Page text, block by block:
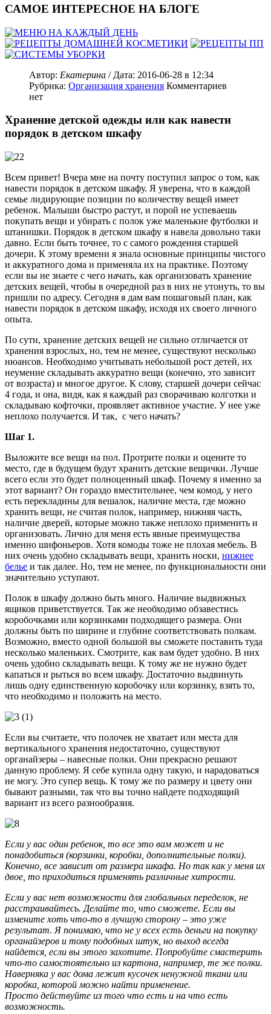
САМОЕ ИНТЕРЕСНОЕ НА БЛОГЕ
Автор: Екатерина / Дата: 2016-06-28 в 12:34
Рубрика: Организация хранения Комментариев
нет
Хранение детской одежды или как навести
порядок в детском шкафу
Всем привет! Вчера мне на почту поступил запрос о том, как
навести порядок в детском шкафу. Я уверена, что в каждой
семье лидирующие позиции по количеству вещей имеет
ребенок. Малыши быстро растут, и порой не успеваешь
покупать вещи и убирать с полок уже маленькие футболки и
штанишки. Порядок в детском шкафу я навела довольно таки
давно. Если быть точнее, то с самого рождения старшей
дочери. К этому времени я знала основные принципы чистого
и аккуратного дома и применяла их на практике. Поэтому
если вы не знаете с чего начать, как организовать хранение
детских вещей, чтобы в очередной раз в них не утонуть, то вы
пришли по адресу. Сегодня я дам вам пошаговый план, как
навести порядок в детском шкафу, исходя их своего личного
опыта.
По сути, хранение детских вещей не сильно отличается от
хранения взрослых, но, тем не менее, существуют несколько
нюансов. Необходимо учитывать небольшой рост детей, их
неумение складывать аккуратно вещи (конечно, это зависит
от возраста) и многое другое. К слову, старшей дочери сейчас
4 года, и она, видя, как я каждый раз сворачиваю колготки и
складываю кофточки, проявляет активное участие. У нее уже
неплохо получается. И так, с чего начать?
Шаг 1.
Выложите все вещи на пол. Протрите полки и оцените то
место, где в будущем будут хранить детские вещички. Лучше
всего если это будет полноценный шкаф. Почему я именно за
этот вариант? Он гораздо вместительнее, чем комод, у него
есть перекладины для вешалок, наличие места, где можно
хранить вещи, не считая полок, например, нижняя часть,
наличие дверей, которые можно также неплохо применить и
организовать. Лично для меня есть явные преимущества
именно шифоньеров. Хотя комоды тоже не плохая мебель. В
них очень удобно складывать вещи, хранить носки, нижнее
белье и так далее. Но, тем не менее, по функциональности они
значительно уступают.
Полок в шкафу должно быть много. Наличие выдвижных
ящиков приветствуется. Так же необходимо обзавестись
коробочками или корзинками подходящего размера. Они
должны быть по ширине и глубине соответствовать полкам.
Возможно, вместо одной большой вы сможете поставить туда
несколько маленьких. Смотрите, как вам будет удобно. В них
очень удобно складывать вещи. К тому же не нужно будет
капаться и рыться во всем шкафу. Достаточно выдвинуть
лишь одну единственную коробочку или корзинку, взять то,
что необходимо и положить на место.
Если вы считаете, что полочек не хватает или места для
вертикального хранения недостаточно, существуют
органайзеры – навесные полки. Они прекрасно решают
данную проблему. Я себе купила одну такую, и нарадоваться
не могу. Это супер вещь. К тому же по размеру и цвету они
бывают разными, так что вы точно найдете подходящий
вариант из всего разнообразия.
Если у вас один ребенок, то все это вам может и не
понадобиться (корзинки, коробки, дополнительные полки).
Конечно, все зависит от размера шкафа. Но так как у меня их
двое, то приходиться применять различные хитрости.
Если у вас нет возможности для глобальных переделок, не
расстраивайтесь. Делайте то, что сможете. Если вы
измените хоть что-то в лучшую сторону – это уже
результат. Я понимаю, что не у всех есть деньги на покупку
органайзеров и тому подобных штук, но выход всегда
найдется, если вы этого захотите. Попробуйте смастерить
что-то самостоятельно из картона, например, те же полки.
Наверняка у вас дома лежит кусочек ненужной ткани или
коробка, которой можно найти применение.
Просто действуйте из того что есть и на что есть
возможность.